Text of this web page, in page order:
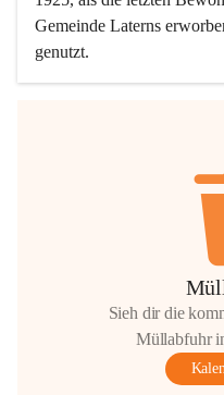
Gemeinde Laterns
genutzt.
Sieh dir die
Müllabfuhr